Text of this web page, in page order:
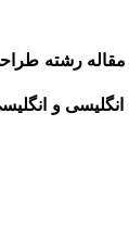
رشته
و